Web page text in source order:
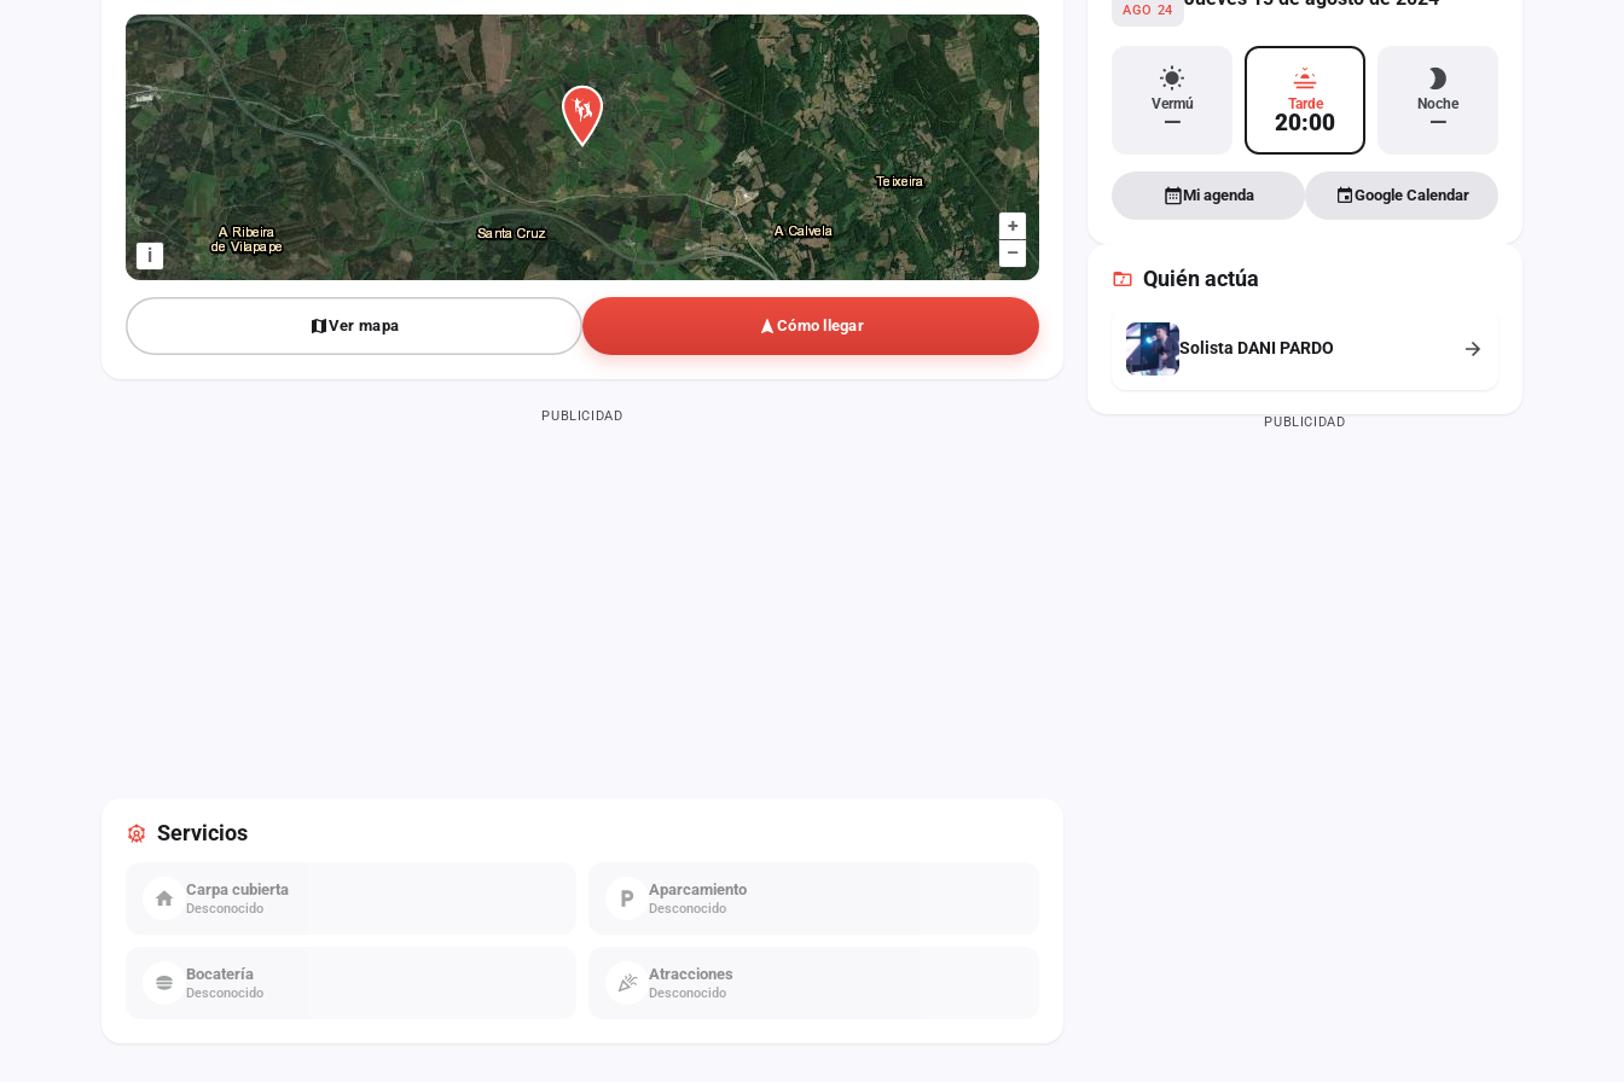
+
–
i
Ver mapa Cómo llegar
PUBLICIDAD
Servicios
Carpa cubierta
Desconocido
Aparcamiento
Desconocido
Bocatería
Desconocido
Atracciones
Desconocido
AGO 24
Vermú
—
Tarde
20:00
Noche
—
Mi agenda Google Calendar
Quién actúa
Solista DANI PARDO
PUBLICIDAD
Iniciar sesión
Crear cuenta